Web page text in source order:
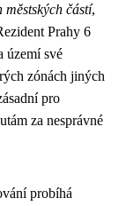
částí,
Prahy 6
území své
zónách jiných
pro
za nesprávné
probíhá